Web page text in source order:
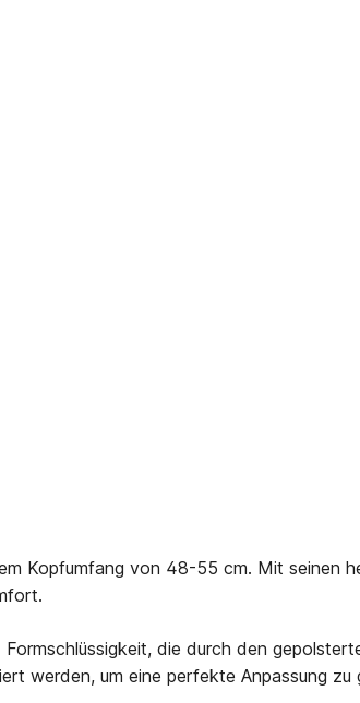
Kopfumfang von 48-55 cm. Mit seinen
die durch den
werden, um eine perfekte Anpassung